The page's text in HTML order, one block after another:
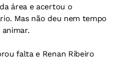
área e acertou o
Mas não deu nem tempo
falta e Renan Ribeiro